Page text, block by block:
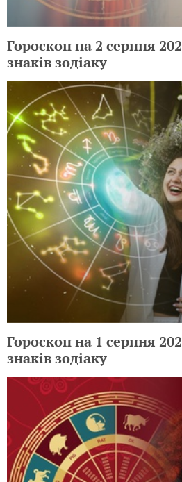
Гороскоп на 2 серпня
знаків зодіаку
Гороскоп на 1 серпня
знаків зодіаку